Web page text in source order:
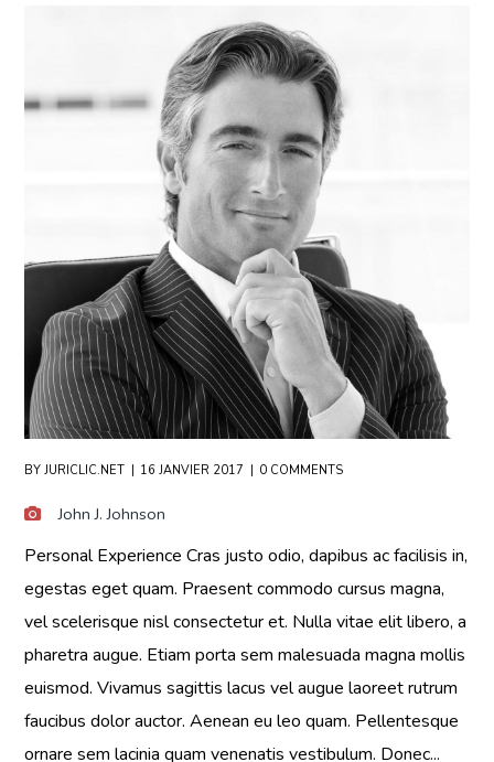
BYJURICLIC.NET 16 JANVIER 2017 0 COMMENTS
John J. Johnson
Personal Experience Cras justo odio, dapibus ac facilisis in,
egestas eget quam. Praesent commodo cursus magna,
vel scelerisque nisl consectetur et. Nulla vitae elit libero, a
pharetra augue. Etiam porta sem malesuada magna mollis
euismod. Vivamus sagittis lacus vel augue laoreet rutrum
faucibus dolor auctor. Aenean eu leo quam. Pellentesque
ornare sem lacinia quam venenatis vestibulum. Donec...